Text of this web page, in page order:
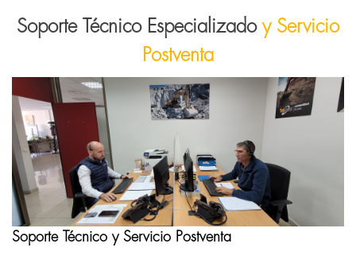
Soporte Técnico Especializadoy Servicio
Postventa
Soporte Técnico y Servicio Postventa